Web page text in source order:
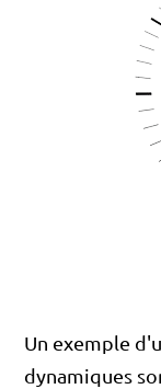
Un exemple
dynamiques